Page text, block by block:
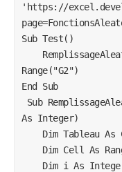
'https://
Sub Test()
Range("G2")
End Sub
As Integer)